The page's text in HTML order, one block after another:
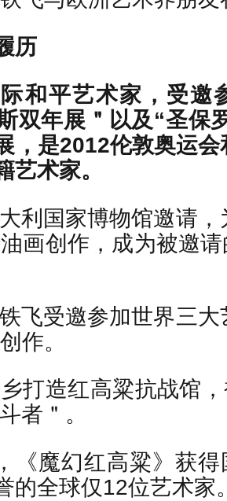
历
和平艺术家，受邀
双年展＂以及“圣保
，是2012伦敦奥运
艺术家。
利国家博物馆邀请，
画创作，成为被邀
铁飞受邀参加世界三
作。
打造红高粱抗战馆
者＂。
《魔幻红高粱》获
的全球仅12位艺术家